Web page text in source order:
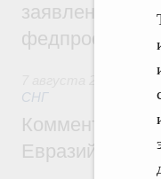
заявлений от
федпроекта
СНГ
Комментарий
Евразийского